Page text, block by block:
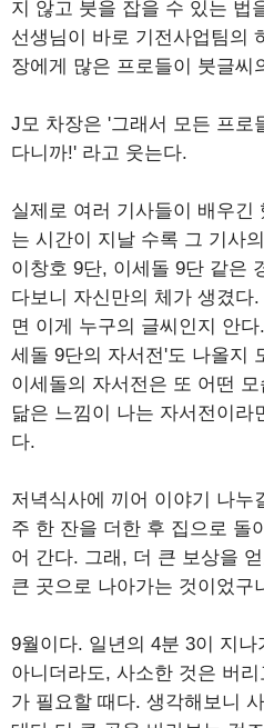
지 않고 붓을 잡을 수 있는 법
선생님이 바로 기전사업팀의
장에게 많은 프로들이 붓글씨
J모 차장은 '그래서 모든 프로
다니까!' 라고 웃는다.
실제로 여러 기사들이 배우긴
는 시간이 지날 수록 그 기사
이창호 9단, 이세돌 9단 같은
다보니 자신만의 체가 생겼다
면 이게 누구의 글씨인지 안
세돌 9단의 자서전'도 나올지
이세돌의 자서전은 또 어떤
닮은 느낌이 나는 자서전이라
다.
저녁식사에 끼어 이야기 나누
주 한 잔을 더한 후 집으로 돌
어 간다. 그래, 더 큰 보상을
큰 곳으로 나아가는 것이었구
9월이다. 일년의 4분 3이 지
아니더라도, 사소한 것은 버
가 필요할 때다. 생각해보니